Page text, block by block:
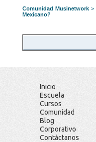
Comunidad Musinetwork >
Mexicano?
Inicio
Escuela
Cursos
Comunidad
Blog
Corporativo
Contáctanos